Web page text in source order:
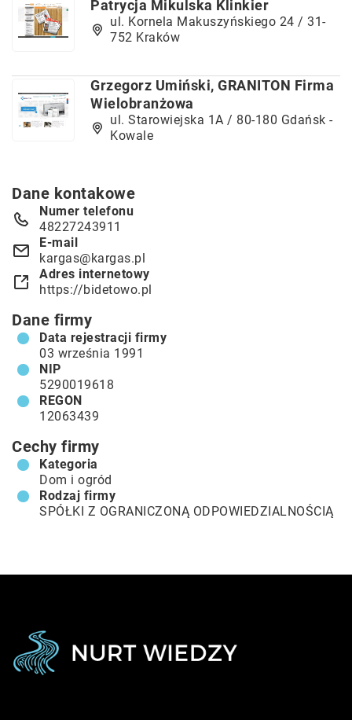
Patrycja Mikulska Klinkier
ul. Kornela Makuszyńskiego 24 / 31-
752 Kraków
Grzegorz Umiński, GRANITON Firma
Wielobranżowa
ul. Starowiejska 1A / 80-180 Gdańsk -
Kowale
Dane kontakowe
Numer telefonu
48227243911
E-mail
kargas@kargas.pl
Adres internetowy
https://bidetowo.pl
Dane firmy
Data rejestracji firmy
03 września 1991
NIP
5290019618
REGON
12063439
Cechy firmy
Kategoria
Dom i ogród
Rodzaj firmy
SPÓŁKI Z OGRANICZONĄ ODPOWIEDZIALNOŚCIĄ